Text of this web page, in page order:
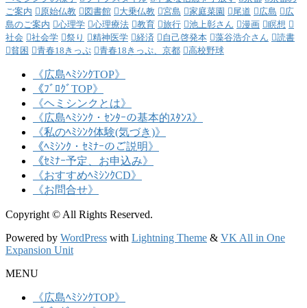
ご案内
原始仏教 図書館 大乗仏教 宮島 家庭菜園 尾道 広島
広
島のご案内
心理学 心理療法 教育 旅行 池上彰さん 漫画
瞑想
社会
社会学 祭り 精神医学 経済 自己啓発本 藻谷浩介さん
読書
貧困
青春18きっぷ 青春18きっぷ、京都 高校野球
《広島ﾍﾐｼﾝｸTOP》
《ﾌﾞﾛｸﾞTOP》
《ヘミシンクとは》
《広島ﾍﾐｼﾝｸ・ｾﾝﾀｰの基本的ｽﾀﾝｽ》
《私のﾍﾐｼﾝｸ体験(気づき)》
《ﾍﾐｼﾝｸ・ｾﾐﾅｰのご説明》
《ｾﾐﾅｰ予定、お申込み》
《おすすめﾍﾐｼﾝｸCD》
《お問合せ》
Copyright © All Rights Reserved.
Powered by WordPress with Lightning Theme & VK All in One
Expansion Unit
MENU
《広島ﾍﾐｼﾝｸTOP》